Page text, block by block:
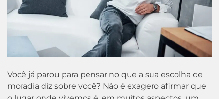
Você já parou para pensar no que a sua escolha de
moradia diz sobre você? Não é exagero afirmar que